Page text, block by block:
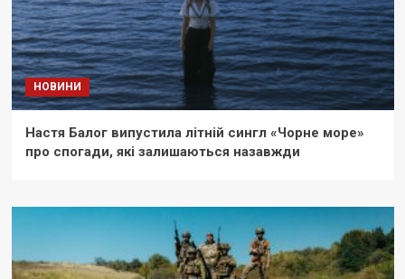
НОВИНИ
Настя Балог випустила літній сингл «Чорне море»
про спогади, які залишаються назавжди